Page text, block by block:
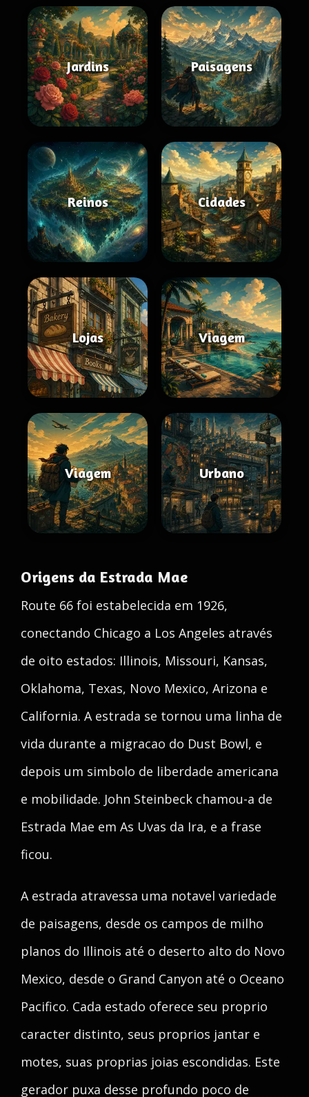
Jardins Paisagens
Reinos Cidades
Lojas Viagem
Viagem Urbano
Origens da Estrada Mae
Route 66 foi estabelecida em 1926,
conectando Chicago a Los Angeles através
de oito estados: Illinois, Missouri, Kansas,
Oklahoma, Texas, Novo Mexico, Arizona e
California. A estrada se tornou uma linha de
vida durante a migracao do Dust Bowl, e
depois um simbolo de liberdade americana
e mobilidade. John Steinbeck chamou-a de
Estrada Mae em As Uvas da Ira, e a frase
ficou.
A estrada atravessa uma notavel variedade
de paisagens, desde os campos de milho
planos do Illinois até o deserto alto do Novo
Mexico, desde o Grand Canyon até o Oceano
Pacifico. Cada estado oferece seu proprio
caracter distinto, seus proprios jantar e
motes, suas proprias joias escondidas. Este
gerador puxa desse profundo poco de